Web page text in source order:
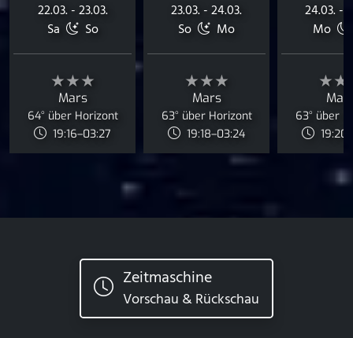
22.03. - 23.03.
Sa
So
★★★
Mars
64° über Horizont
19:16–03:27
23.03. - 24.03.
So
Mo
★★★
Mars
63° über Horizont
19:18–03:24
24.03. -
Mo
63° über
Zeitmaschine
Vorschau & Rückschau